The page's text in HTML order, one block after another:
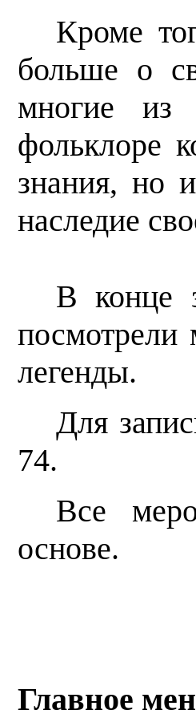
Кроме
больше о
многие из
фольклоре
знания, но
наследие
В конце
посмотрели
легенды.
Для
74.
Все
основе.
Главное